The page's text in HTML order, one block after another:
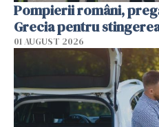
Pompierii români,
Grecia pentru
01 AUGUST 2026